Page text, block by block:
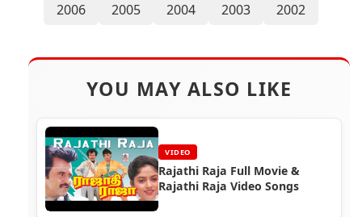
2006
2005 2004 2003 2002
YOU MAY ALSO LIKE
VIDEO
Rajathi Raja Full Movie &
Rajathi Raja Video Songs